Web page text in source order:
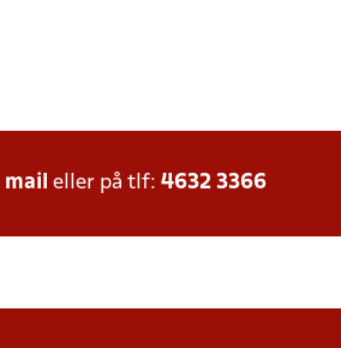
mail eller på tlf: 4632 3366